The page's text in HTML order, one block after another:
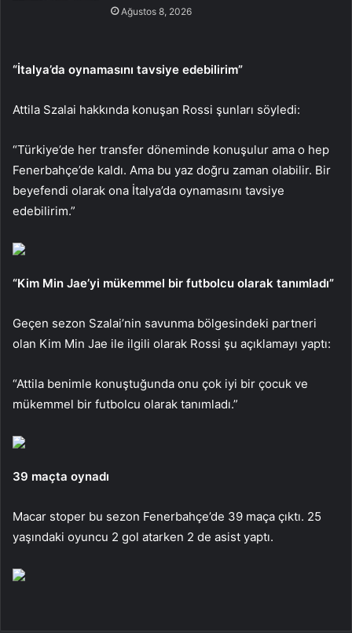
Ağustos 8, 2026
“İtalya’da oynamasını tavsiye edebilirim”
Attila Szalai hakkında konuşan Rossi şunları söyledi:
“Türkiye’de her transfer döneminde konuşulur ama o hep
Fenerbahçe’de kaldı. Ama bu yaz doğru zaman olabilir. Bir
beyefendi olarak ona İtalya’da oynamasını tavsiye
edebilirim.”
“Kim Min Jae’yi mükemmel bir futbolcu olarak tanımladı”
Geçen sezon Szalai’nin savunma bölgesindeki partneri
olan Kim Min Jae ile ilgili olarak Rossi şu açıklamayı yaptı:
“Attila benimle konuştuğunda onu çok iyi bir çocuk ve
mükemmel bir futbolcu olarak tanımladı.”
39 maçta oynadı
Macar stoper bu sezon Fenerbahçe’de 39 maça çıktı. 25
yaşındaki oyuncu 2 gol atarken 2 de asist yaptı.